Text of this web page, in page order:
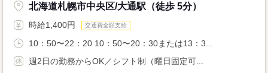
北海道札幌市中央区/大通駅（徒歩 5分）
時給1,400円 交通費全額支給
10：50〜22：20 10：50〜20：30または13：3...
週2日の勤務からOK／シフト制（曜日固定可...